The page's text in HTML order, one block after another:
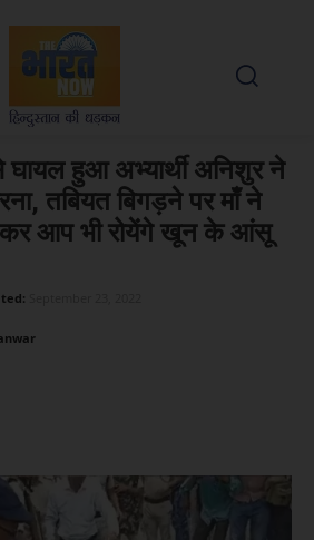
हुआ अभ्यार्थी अनिशुर ने
तबियत बिगड़ने पर माँ ने
आप भी रोयेंगे खून के आंसू